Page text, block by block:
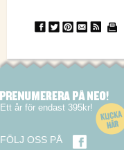
Ett år för endast 395kr!
FÖLJ OSS PÅ